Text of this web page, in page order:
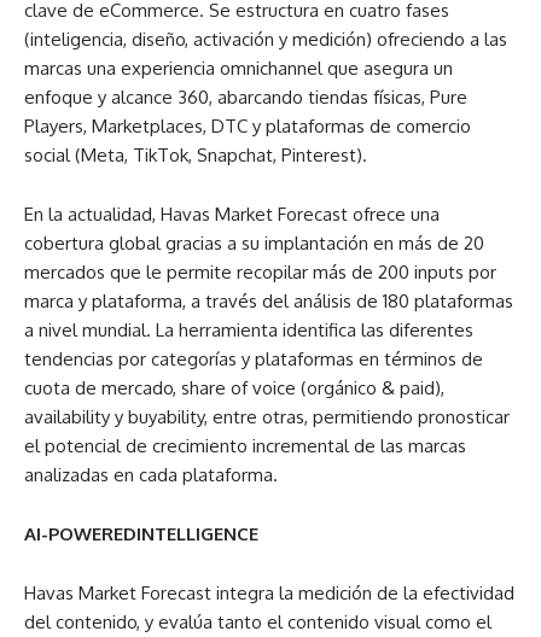
clave de eCommerce. Se estructura en cuatro fases
(inteligencia, diseño, activación y medición) ofreciendo a las
marcas una experiencia omnichannel que asegura un
enfoque y alcance 360, abarcando tiendas físicas, Pure
Players, Marketplaces, DTC y plataformas de comercio
social (Meta, TikTok, Snapchat, Pinterest).
En la actualidad, Havas Market Forecast ofrece una
cobertura global gracias a su implantación en más de 20
mercados que le permite recopilar más de 200 inputs por
marca y plataforma, a través del análisis de 180 plataformas
a nivel mundial. La herramienta identifica las diferentes
tendencias por categorías y plataformas en términos de
cuota de mercado, share of voice (orgánico & paid),
availability y buyability, entre otras, permitiendo pronosticar
el potencial de crecimiento incremental de las marcas
analizadas en cada plataforma.
AI-POWEREDINTELLIGENCE
Havas Market Forecast integra la medición de la efectividad
del contenido, y evalúa tanto el contenido visual como el